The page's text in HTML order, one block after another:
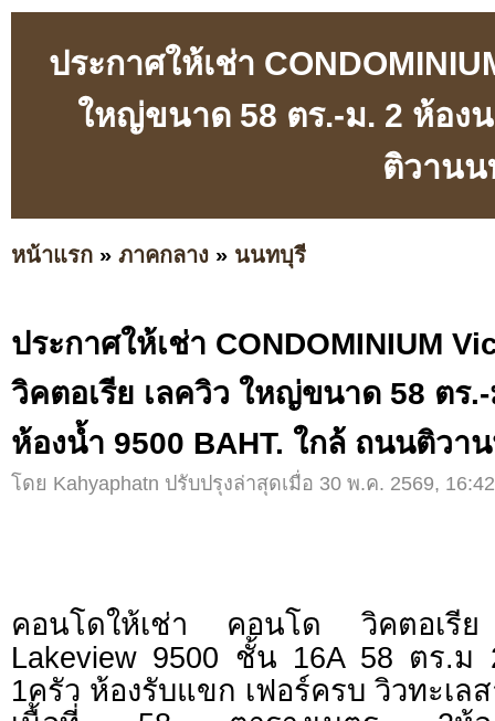
ประกาศให้เช่า
ใหญ่ขนาด 58 ตร.-ม. 2 ห้อง
ติวาน
หน้าแรก » ภาคกลาง » นนทบุรี
ประกาศให้เช่า CONDOMINIUM
วิคตอเรีย เลควิว ใหญ่ขนาด 58 ตร
ห้องน้ำ 9500 BAHT. ใกล้ ถนนติวา
โดย Kahyaphatn ปรับปรุงล่าสุดเมื่อ 30 พ.ค. 2569,
คอนโดให้เช่า คอนโด วิคตอเรี
Lakeview 9500 ชั้น 16A 58 ตร.ม
1ครัว ห้องรับแขก เฟอร์ครบ วิวทะเล